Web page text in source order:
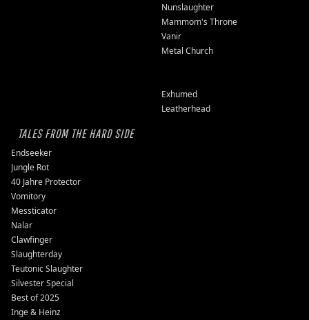
Nunslaughter
Mammom's Throne
Vanir
Metal Church
Exhumed
Leatherhead
TALES FROM THE HARD SIDE
Endseeker
Jungle Rot
40 Jahre Protector
Vomitory
Messticator
Nalar
Clawfinger
Slaughterday
Teutonic Slaughter
Silvester Special
Best of 2025
Inge & Heinz